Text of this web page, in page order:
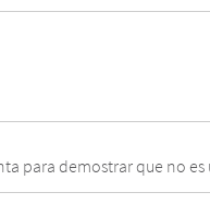
para demostrar que no